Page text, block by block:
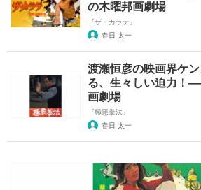
の木曜邦画劇場
『ザ・カラテ』
春日 太一
渡瀬恒彦の映画界ケ
る、生々しい迫力！
画劇場
『極悪拳法』
春日 太一